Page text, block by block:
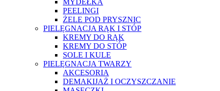
PEELINGI
ŻELE POD PRYSZNIC
PIELĘGNACJA RĄK I STÓP
KREMY DO RĄK
KREMY DO STÓP
SOLE I KULE
PIELĘGNACJA TWARZY
AKCESORIA
DEMAKIJAŻ I OCZYSZCZANIE